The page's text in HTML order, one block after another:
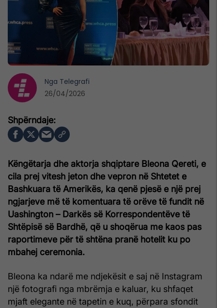
Këngëtarja dhe aktorja shqiptare Bleona Qereti, e
cila prej vitesh jeton dhe vepron në Shtetet e
Bashkuara të Amerikës, ka qenë pjesë e një prej
ngjarjeve më të komentuara të orëve të fundit në
Uashington – Darkës së Korrespondentëve të
Shtëpisë së Bardhë, që u shoqërua me kaos pas
raportimeve për të shtëna pranë hotelit ku po
mbahej ceremonia.
Bleona ka ndarë me ndjekësit e saj në Instagram
një fotografi nga mbrëmja e kaluar, ku shfaqet
mjaft elegante në tapetin e kuq, përpara sfondit
Nga Telegrafi
26/04/2026